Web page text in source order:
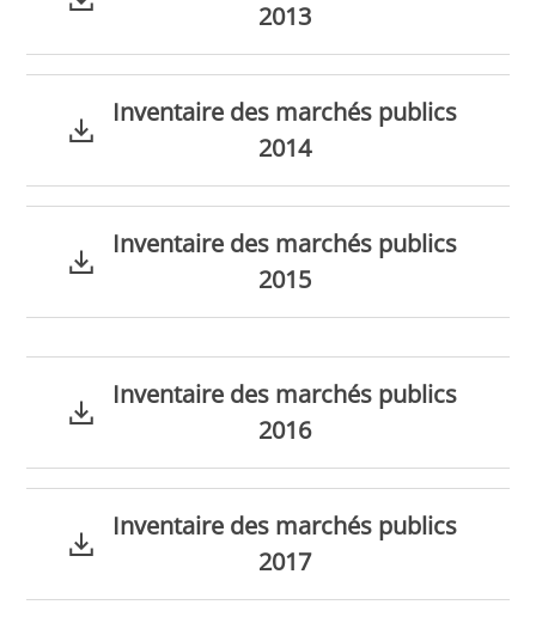
2013
Inventaire des marchés publics
2014
Inventaire des marchés publics
2015
Inventaire des marchés publics
2016
Inventaire des marchés publics
2017